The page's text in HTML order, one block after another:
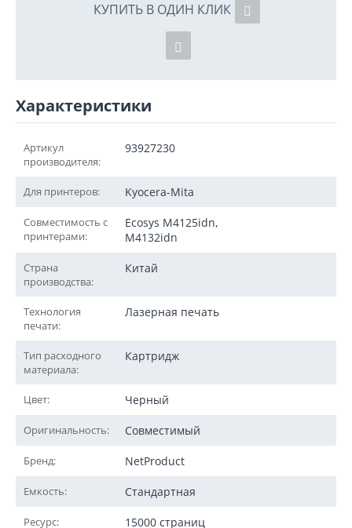
КУПИТЬ В ОДИН КЛИК
Характеристики
Артикул
производителя:
93927230
Для принтеров: Kyocera-Mita
Совместимость с
принтерами:
Ecosys M4125idn,
M4132idn
Страна
производства:
Китай
Технология
печати:
Лазерная печать
Тип расходного
материала:
Картридж
Цвет: Черный
Оригинальность: Совместимый
Бренд: NetProduct
Емкость: Стандартная
Ресурс: 15000 страниц